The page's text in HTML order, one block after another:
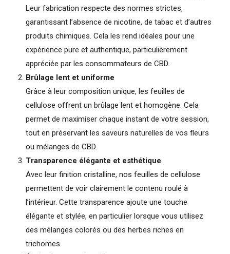
Leur fabrication respecte des normes strictes,
garantissant l’absence de nicotine, de tabac et d’autres
produits chimiques. Cela les rend idéales pour une
expérience pure et authentique, particulièrement
appréciée par les consommateurs de CBD.
Brûlage lent et uniforme
Grâce à leur composition unique, les feuilles de
cellulose offrent un brûlage lent et homogène. Cela
permet de maximiser chaque instant de votre session,
tout en préservant les saveurs naturelles de vos fleurs
ou mélanges de CBD.
Transparence élégante et esthétique
Avec leur finition cristalline, nos feuilles de cellulose
permettent de voir clairement le contenu roulé à
l’intérieur. Cette transparence ajoute une touche
élégante et stylée, en particulier lorsque vous utilisez
des mélanges colorés ou des herbes riches en
trichomes.